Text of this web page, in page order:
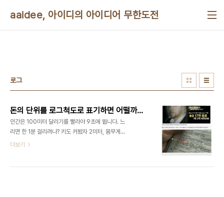
aaidee, 아이디의 아이디어 무한도전
로그
돈의 단위를 로그척도로 표기하면 어떨까요?
인간은 100미터 달리기를 빨라야 9초에 뜁니다. 느
리면 한 1분 걸리려나? 키도 커봤자 2미터, 몸무게도
많이 나가봤자 100킬로그램입니다. 글 써봤자 몇 만
더보기